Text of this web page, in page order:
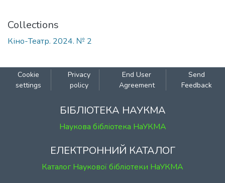
Collections
Кіно-Театр. 2024. № 2
Cookie
settings
Privacy
policy
End User
Agreement
Send
Feedback
БІБЛІОТЕКА НАУКМА
Наукова бібліотека НаУКМА
ЕЛЕКТРОННИЙ КАТАЛОГ
Каталог Наукової бібліотеки НаУКМА